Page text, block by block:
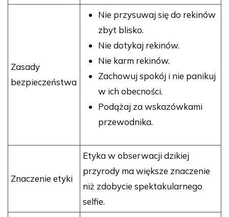
Zasady
bezpieczeństwa
Nie przysuwaj się do rekinów
zbyt blisko.
Nie dotykaj rekinów.
Nie karm rekinów.
Zachowuj spokój i nie panikuj
w ich obecności.
Podążaj za wskazówkami
przewodnika.
Znaczenie etyki
Etyka w obserwacji dzikiej
przyrody ma większe znaczenie
niż zdobycie spektakularnego
selfie.